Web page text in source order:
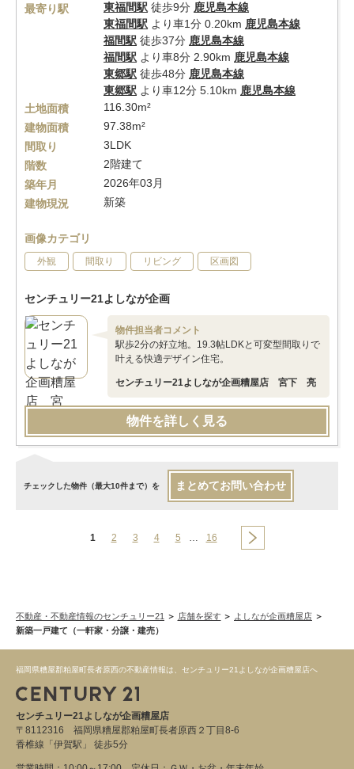
最寄り駅
東福間駅 徒歩9分 鹿児島本線
東福間駅 より車1分 0.20km 鹿児島本線
福間駅 徒歩37分 鹿児島本線
福間駅 より車8分 2.90km 鹿児島本線
東郷駅 徒歩48分 鹿児島本線
東郷駅 より車12分 5.10km 鹿児島本線
土地面積
116.30m²
建物面積
97.38m²
間取り
3LDK
階数
2階建て
築年月
2026年03月
建物現況
新築
画像カテゴリ
外観 間取り リビング 区画図
センチュリー21よしなが企画
物件担当者コメント
駅歩2分の好立地。19.3帖LDKと可変型間取りで
叶える快適デザイン住宅。
センチュリー21よしなが企画糟屋店 宮下 亮
物件を詳しく見る
チェックした物件（最大10件まで）を まとめてお問い合わせ
1 2 3 4 5 … 16
不動産・不動産情報のセンチュリー21 店舗を探す
よしなが企画糟屋店
新築一戸建て（一軒家・分譲・建売）
福岡県糟屋郡粕屋町長者原西の不動産情報は、センチュリー21よしなが企画糟屋店へ
センチュリー21よしなが企画糟屋店
〒8112316 福岡県糟屋郡粕屋町長者原西２丁目8‐6
香椎線「伊賀駅」 徒歩5分